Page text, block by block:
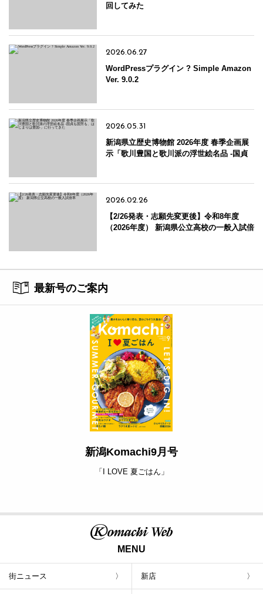
回してみた
2026.06.27
WordPressプラグイン ? Simple Amazon
Ver. 9.0.2
2026.05.31
新潟県立歴史博物館 2026年度 春季企画展
示「歌川豊国と歌川派の浮世絵名品 -国貞
2026.02.26
【2/26発表・志願先変更後】令和8年度
（2026年度） 新潟県公立高校の一般入試倍
最新号のご案内
新潟Komachi9月号
「I LOVE 夏ごはん」
MENU
街ニュース 新店